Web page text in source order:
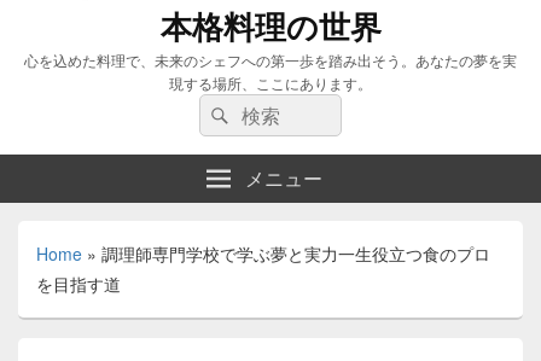
本格料理の世界
心を込めた料理で、未来のシェフへの第一歩を踏み出そう。あなたの夢を実
現する場所、ここにあります。
検
索:
検
索
メニュー
Home » 調理師専門学校で学ぶ夢と実力一生役立つ食のプロ
を目指す道